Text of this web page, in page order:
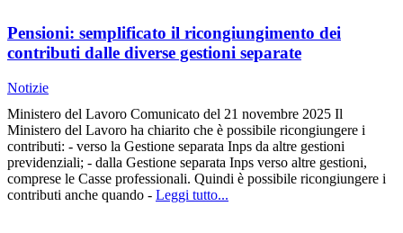
Pensioni: semplificato il ricongiungimento dei
contributi dalle diverse gestioni separate
Notizie
Ministero del Lavoro Comunicato del 21 novembre 2025 Il
Ministero del Lavoro ha chiarito che è possibile ricongiungere i
contributi: - verso la Gestione separata Inps da altre gestioni
previdenziali; - dalla Gestione separata Inps verso altre gestioni,
comprese le Casse professionali. Quindi è possibile ricongiungere i
contributi anche quando - Leggi tutto...